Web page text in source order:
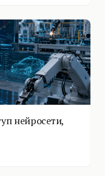
нейросети,